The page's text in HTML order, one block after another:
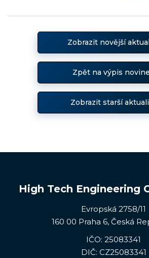
Zobrazit novější
Zpět na výpis
Zobrazit starší
High Tech Engineering
Evropská 2758/11
160 00 Praha 6, Česká
IČO: 25083341
DIČ: CZ25083341